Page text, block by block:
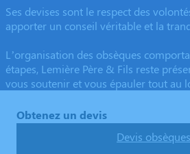
Ses devises sont le respect des
apporter un conseil véritable et la
L’organisation des obsèques
étapes, Lemière Père & Fils reste
vous soutenir et vous épauler tout au
Obtenez un devis
Devis obsèques